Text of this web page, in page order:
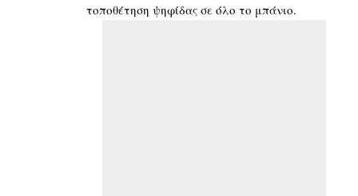
τοποθέτηση ψηφίδας σε όλο το μπάνιο.